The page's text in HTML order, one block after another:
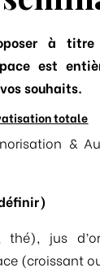
à titre
est
souhaits.
totale
&
thé), jus
(croissant